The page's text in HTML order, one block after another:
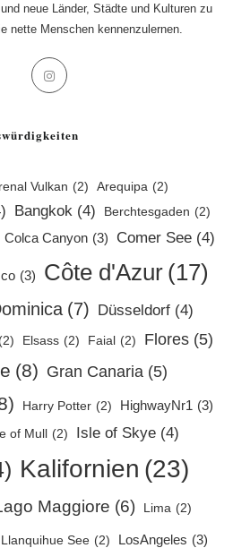
neue Länder, Städte und Kulturen zu
nette Menschen kennenzulernen.
new
Vulkan (2) Arequipa (2)
Bangkok (4) Berchtesgaden (2)
Colca Canyon (3) Comer See (4)
(3) Côte d'Azur (17)
(7) Düsseldorf (4)
(2) Elsass (2) Faial (2) Flores (5)
(8) Gran Canaria (5)
Harry Potter (2) HighwayNr1 (3)
of Mull (2) Isle of Skye (4)
Kalifornien (23)
Maggiore (6) Lima (2)
Llanquihue See (2) LosAngeles (3)